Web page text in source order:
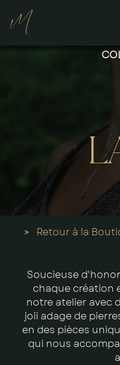
> Retour à la
Soucieuse
chaque création
notre atelier avec
joii adage de
en des pièces
qui nous